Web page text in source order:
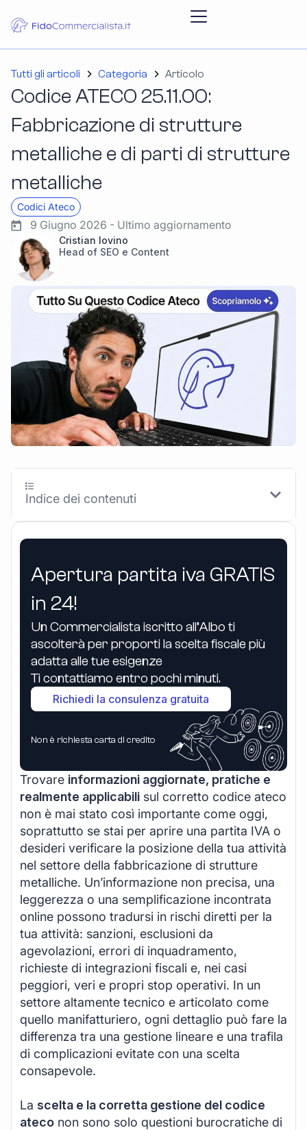
Tutti gli articoli Categoria Articolo
Codice ATECO 25.11.00:
Fabbricazione di strutture
metalliche e di parti di strutture
metalliche
Codici Ateco
9 Giugno 2026 - Ultimo aggiornamento
Cristian Iovino
Head of SEO e Content
Apertura partita iva GRATIS
in 24!
Un Commercialista iscritto all’Albo ti
ascolterà per proporti la scelta fiscale più
adatta alle tue esigenze
Ti contattiamo entro pochi minuti.
Richiedi la consulenza gratuita
Non è richiesta carta di credito
Trovare informazioni aggiornate, pratiche e
realmente applicabili sul corretto codice ateco
non è mai stato così importante come oggi,
soprattutto se stai per aprire una partita IVA o
desideri verificare la posizione della tua attività
nel settore della fabbricazione di strutture
metalliche. Un’informazione non precisa, una
leggerezza o una semplificazione incontrata
online possono tradursi in rischi diretti per la
tua attività: sanzioni, esclusioni da
agevolazioni, errori di inquadramento,
richieste di integrazioni fiscali e, nei casi
peggiori, veri e propri stop operativi. In un
settore altamente tecnico e articolato come
quello manifatturiero, ogni dettaglio può fare la
differenza tra una gestione lineare e una trafila
di complicazioni evitate con una scelta
consapevole.
La scelta e la corretta gestione del codice
ateco non sono solo questioni burocratiche di
Indice dei contenuti